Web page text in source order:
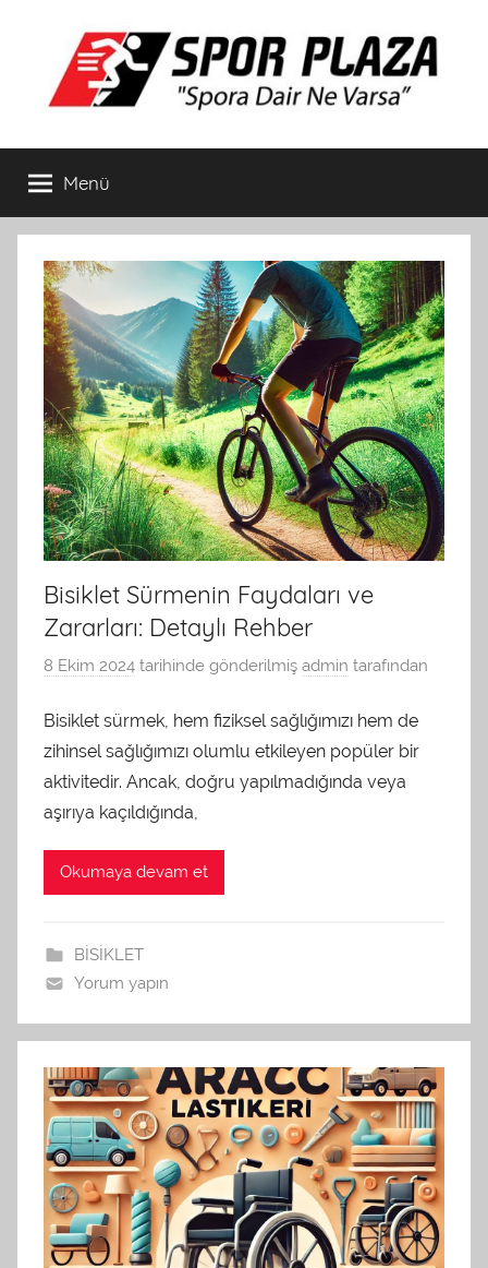
Spor
Plaza
Bisiklet
ve
Spor
Ürünleri
Ne
Varsa
Menü
Bisiklet Sürmenin Faydaları ve
Zararları: Detaylı Rehber
8 Ekim 2024 tarihinde gönderilmiş admin tarafından
Bisiklet sürmek, hem fiziksel sağlığımızı hem de
zihinsel sağlığımızı olumlu etkileyen popüler bir
aktivitedir. Ancak, doğru yapılmadığında veya
aşırıya kaçıldığında,
Okumaya devam et
BİSİKLET
Yorum yapın